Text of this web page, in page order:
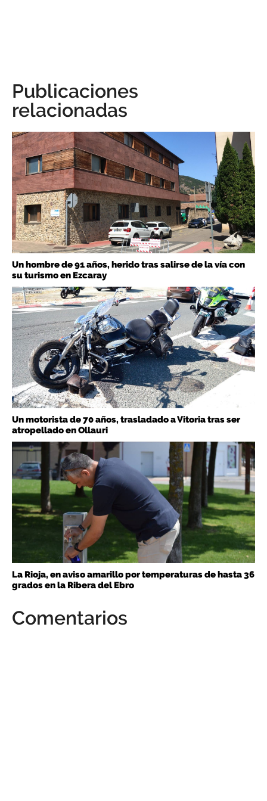
Publicaciones
relacionadas
Un hombre de 91 años, herido tras salirse de la vía con
su turismo en Ezcaray
Un motorista de 70 años, trasladado a Vitoria tras ser
atropellado en Ollauri
La Rioja, en aviso amarillo por temperaturas de hasta 36
grados en la Ribera del Ebro
Comentarios